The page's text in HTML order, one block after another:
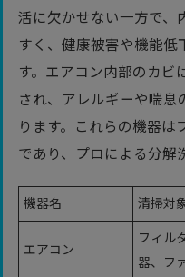
活に欠かせない一方で、
すく、健康被害や機能低
す。エアコン内部のカビ
され、アレルギーや喘息
ります。これらの機器は
であり、プロによる分解
機器名 清掃対
エアコン
フィル
器、フ